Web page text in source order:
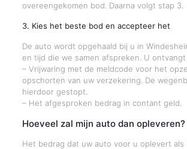
overeengekomen bod. Daarna volgt stap 3.
3. Kies het beste bod en accepteer het
De auto wordt opgehaald bij u in
en tijd die we samen afspreken. U ontvangt
– Vrijwaring met de meldcode voor het
opschorten van uw verzekering. De
hierdoor gestopt.
– Het afgesproken bedrag in contant geld.
Hoeveel zal mijn auto dan opleveren?
Het bedrag dat uw auto voor u oplevert als